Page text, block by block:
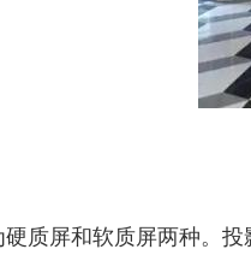
质屏和软质屏两种。